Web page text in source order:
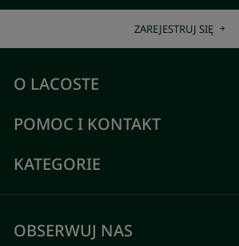
ZAREJESTRUJ SIĘ
O LACOSTE
POMOC I KONTAKT
KATEGORIE
OBSERWUJ NAS